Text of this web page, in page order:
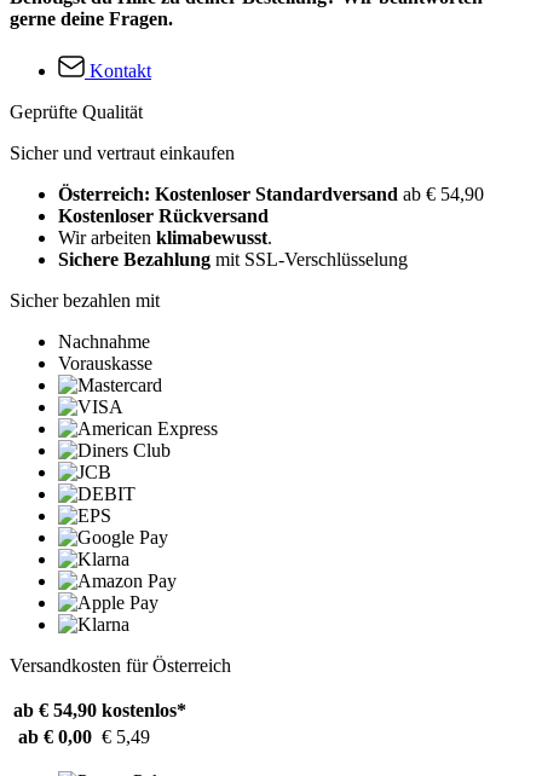
gerne deine Fragen.
Kontakt
Geprüfte Qualität
Sicher und vertraut einkaufen
Österreich: Kostenloser Standardversand ab € 54,90
Kostenloser Rückversand
Wir arbeiten klimabewusst.
Sichere Bezahlung mit SSL-Verschlüsselung
Sicher bezahlen mit
Nachnahme
Vorauskasse
Versandkosten für Österreich
ab € 54,90 kostenlos*
ab € 0,00 € 5,49